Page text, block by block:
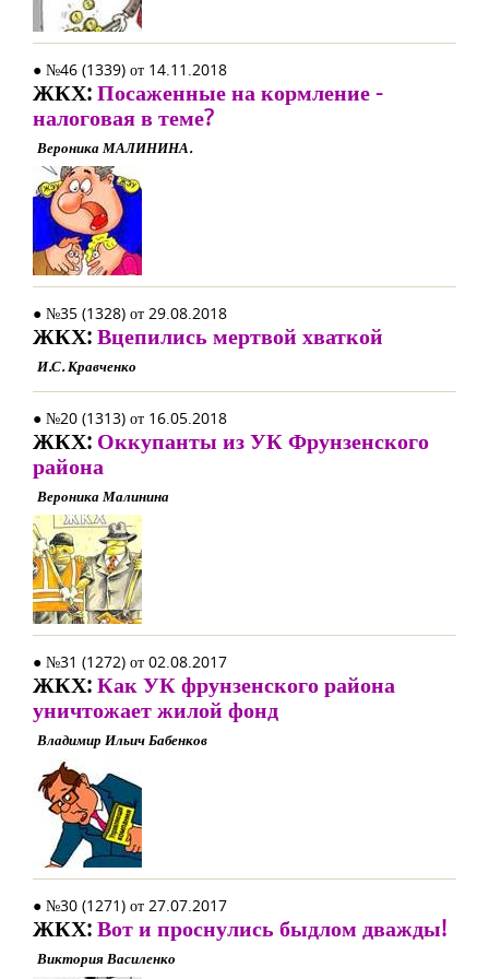
● №46 (1339) от 14.11.2018
ЖКХ:Посаженные на кормление -
налоговая в теме?
Вероника МАЛИНИНА.
● №35 (1328) от 29.08.2018
ЖКХ:Вцепились мертвой хваткой
И.С. Кравченко
● №20 (1313) от 16.05.2018
ЖКХ: Оккупанты из УК Фрунзенского
района
Вероника Малинина
● №31 (1272) от 02.08.2017
ЖКХ:Как УК фрунзенского района
уничтожает жилой фонд
Владимир Ильич Бабенков
● №30 (1271) от 27.07.2017
ЖКХ:Вот и проснулись быдлом дважды!
Виктория Василенко